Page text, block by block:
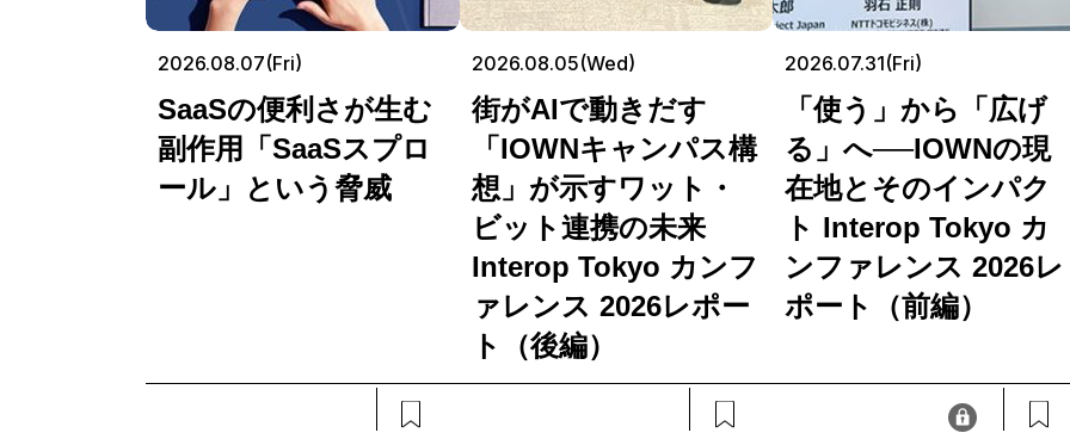
2026.08.07(Fri)
SaaSの便利さが生む
副作用「SaaSスプロ
ール」という脅威
2026.08.05(Wed)
街がAIで動きだす
「IOWNキャンパス構
想」が示すワット・
ビット連携の未来
Interop Tokyo カンフ
ァレンス 2026レポー
ト（後編）
2026.07.31(Fri)
「使う」から「広げ
る」へ──IOWNの現
在地とそのインパク
ト Interop Tokyo カ
ンファレンス 2026レ
ポート（前編）